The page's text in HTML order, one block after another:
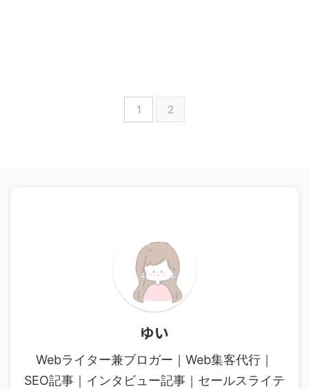
1 2
ゆい
Webライター兼ブロガー｜Web集客代行｜
SEO記事｜インタビュー記事｜セールスライテ